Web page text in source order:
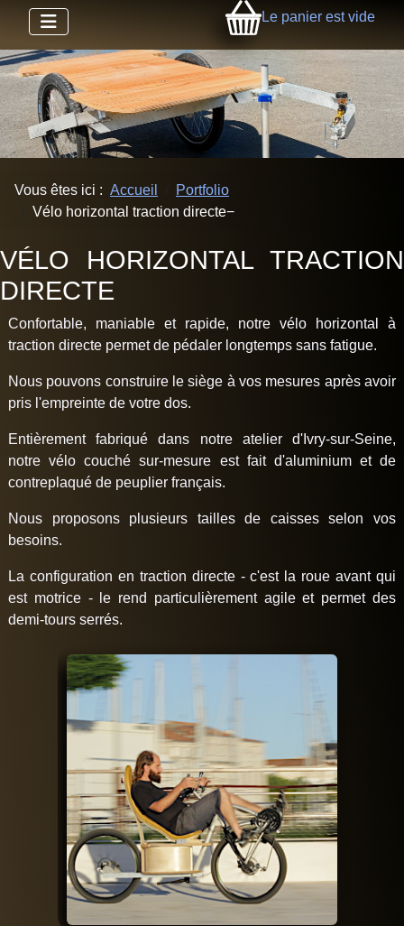
Le panier est vide
Vous êtes ici : Accueil
Portfolio
Vélo horizontal traction directe
VÉLO HORIZONTAL TRACTION
DIRECTE
Confortable, maniable et rapide, notre vélo horizontal à
traction directe permet de pédaler longtemps sans fatigue.
Nous pouvons construire le siège à vos mesures après avoir
pris l'empreinte de votre dos.
Entièrement fabriqué dans notre atelier d'Ivry-sur-Seine,
notre vélo couché sur-mesure est fait d'aluminium et de
contreplaqué de peuplier français.
Nous proposons plusieurs tailles de caisses selon vos
besoins.
La configuration en traction directe - c'est la roue avant qui
est motrice - le rend particulièrement agile et permet des
demi-tours serrés.